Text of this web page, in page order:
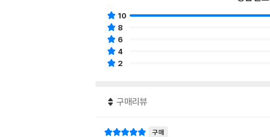
10
8
6
4
2
구매리뷰
구매